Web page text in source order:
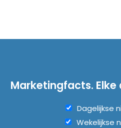
Marketingfacts. Elke
Dagelijkse
Wekelijkse